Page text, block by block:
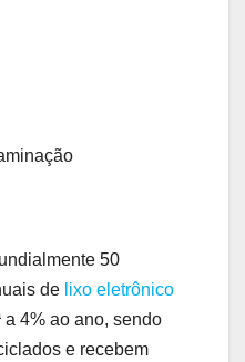
50
de lixo eletrônico
a 4% ao ano, sendo
e recebem